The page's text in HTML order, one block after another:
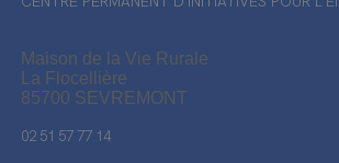
Maison de la Vie Rurale
La Flocellière
85700 SEVREMONT
02 51 57 77 14